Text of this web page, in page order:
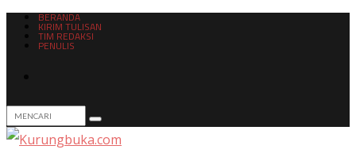
BERANDA
KIRIM TULISAN
TIM REDAKSI
PENULIS